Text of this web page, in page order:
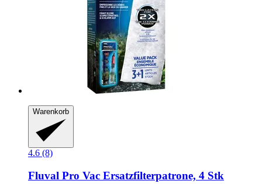
Warenkorb
4.6 (8)
Fluval Pro Vac Ersatzfilterpatrone, 4 Stk